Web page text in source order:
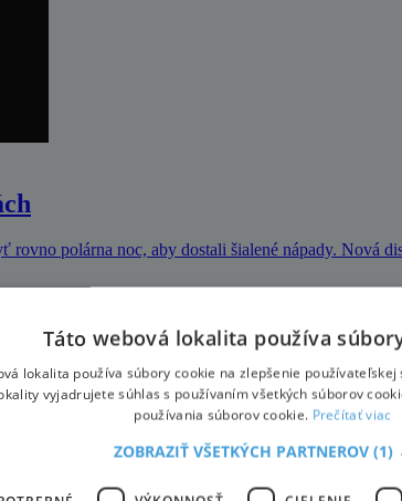
polárna noc, aby dostali šialené nápady. Nová
?
Táto webová lokalita používa
lokalita používa súbory cookie na zlepšenie
vyjadrujete súhlas s používaním všetkých súborov
používania súborov cookie. Prečítať viac
ZOBRAZIŤ VŠETKÝCH PARTNEROV (1)